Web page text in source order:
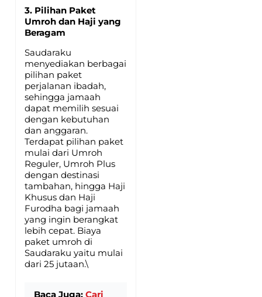
3. Pilihan Paket
Umroh dan Haji yang
Beragam
Saudaraku
menyediakan berbagai
pilihan paket
perjalanan ibadah,
sehingga jamaah
dapat memilih sesuai
dengan kebutuhan
dan anggaran.
Terdapat pilihan paket
mulai dari Umroh
Reguler, Umroh Plus
dengan destinasi
tambahan, hingga Haji
Khusus dan Haji
Furodha bagi jamaah
yang ingin berangkat
lebih cepat. Biaya
paket umroh di
Saudaraku yaitu mulai
dari 25 jutaan.\
Baca Juga: Cari